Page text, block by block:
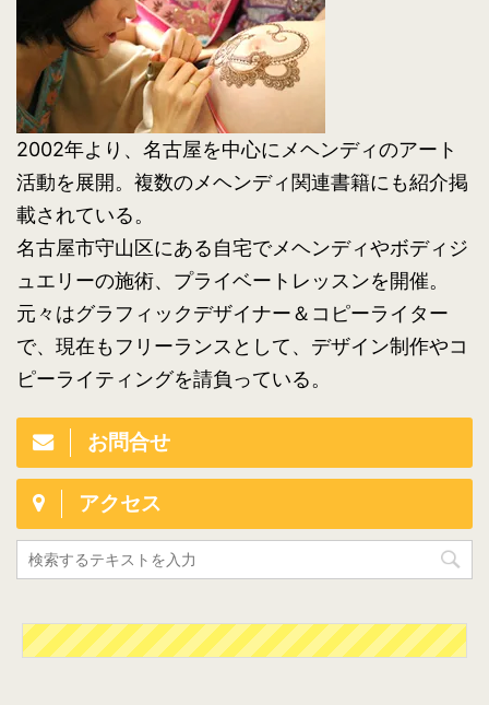
2002年より、名古屋を中心にメヘンディのアート
活動を展開。複数のメヘンディ関連書籍にも紹介掲
載されている。
名古屋市守山区にある自宅でメヘンディやボディジ
ュエリーの施術、プライベートレッスンを開催。
元々はグラフィックデザイナー＆コピーライター
で、現在もフリーランスとして、デザイン制作やコ
ピーライティングを請負っている。
お問合せ
アクセス